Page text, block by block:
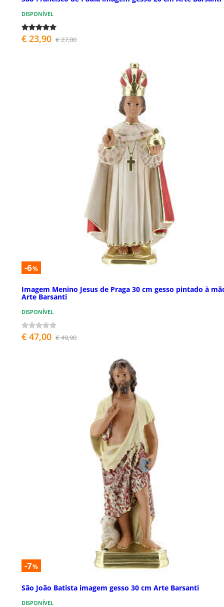
DISPONÍVEL
€ 23,90 € 27,00
-6%
Imagem Menino Jesus de Praga 30 cm gesso pintado à
Arte Barsanti
DISPONÍVEL
€ 47,00 € 49,90
-7%
São João Batista imagem gesso 30 cm Arte Barsanti
DISPONÍVEL